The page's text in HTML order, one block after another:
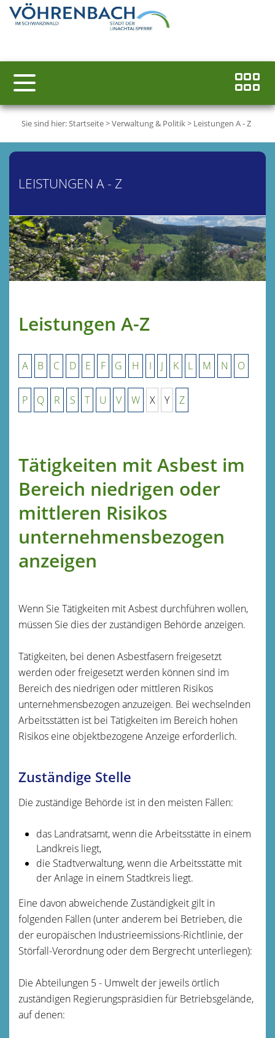
Sie sind hier:Startseite>Verwaltung & Politik> Leistungen A - Z
LEISTUNGEN A - Z
Leistungen A-Z
A B C D E F G H I J K L M N O
P Q R S T U V W X Y Z
Tätigkeiten mit Asbest im
Bereich niedrigen oder
mittleren Risikos
unternehmensbezogen
anzeigen
Wenn Sie Tätigkeiten mit Asbest durchführen wollen,
müssen Sie dies der zuständigen Behörde anzeigen.
Tätigkeiten, bei denen Asbestfasern freigesetzt
werden oder freigesetzt werden können sind im
Bereich des niedrigen oder mittleren Risikos
unternehmensbezogen anzuzeigen. Bei wechselnden
Arbeitsstätten ist bei Tätigkeiten im Bereich hohen
Risikos eine objektbezogene Anzeige erforderlich.
Zuständige Stelle
Die zuständige Behörde ist in den meisten Fällen:
das Landratsamt, wenn die Arbeitsstätte in einem
Landkreis liegt,
die Stadtverwaltung, wenn die Arbeitsstätte mit
der Anlage in einem Stadtkreis liegt.
Eine davon abweichende Zuständigkeit gilt in
folgenden Fällen (unter anderem bei Betrieben, die
der europäischen Industrieemissions-Richtlinie, der
Störfall-Verordnung oder dem Bergrecht unterliegen):
Die Abteilungen 5 - Umwelt der jeweils örtlich
zuständigen Regierungspräsidien für Betriebsgelände,
auf denen: